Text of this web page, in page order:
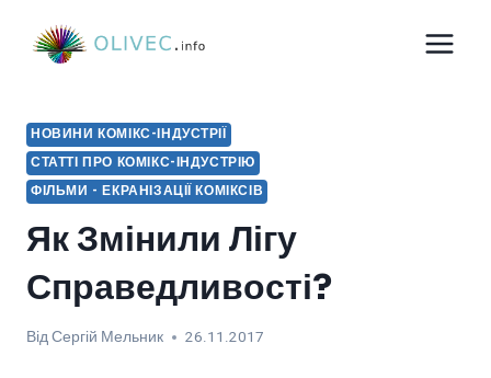
НОВИНИ КОМІКС-ІНДУСТРІЇ
СТАТТІ ПРО КОМІКС-ІНДУСТРІЮ
ФІЛЬМИ - ЕКРАНІЗАЦІЇ КОМІКСІВ
Як Змінили Лігу
Справедливості?
ВідСергій Мельник 26.11.2017